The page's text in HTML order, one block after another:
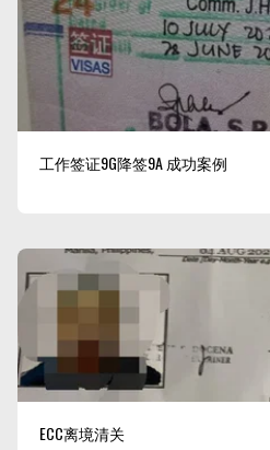
工作签证9G降签9A 成功案例
ECC离境清关